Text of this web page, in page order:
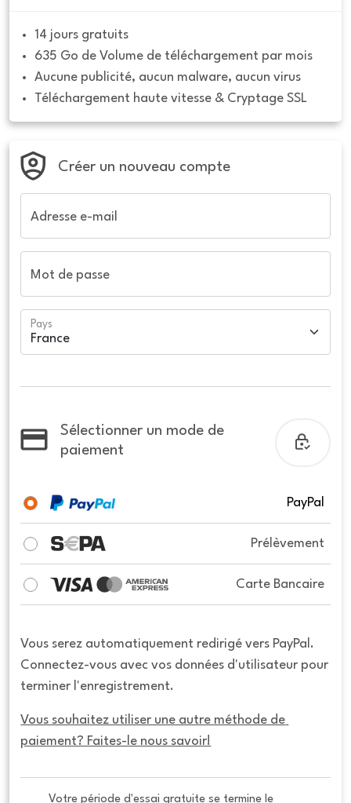
14 jours gratuits
635 Go de Volume de téléchargement par mois
Aucune publicité, aucun malware, aucun virus
Téléchargement haute vitesse & Cryptage SSL
Créer un nouveau compte
Adresse e-mail
Mot de passe
Pays
Sélectionner un mode de
paiement
PayPal
Prélèvement
Carte Bancaire
Vous serez automatiquement redirigé vers PayPal.
Connectez-vous avec vos données d'utilisateur pour
terminer l'enregistrement.
Vous souhaitez utiliser une autre méthode de
paiement? Faites-le nous savoir!